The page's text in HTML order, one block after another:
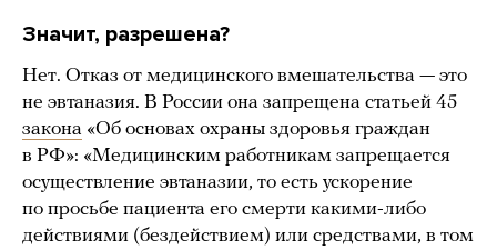
Значит, разрешена?
Нет. Отказ от медицинского вмешательства — это
не эвтаназия. В России она запрещена статьей 45
закона «Об основах охраны здоровья граждан
в РФ»: «Медицинским работникам запрещается
осуществление эвтаназии, то есть ускорение
по просьбе пациента его смерти какими-либо
действиями (бездействием) или средствами, в том